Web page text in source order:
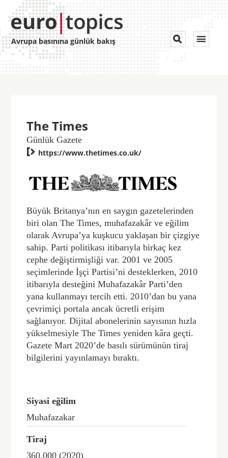
Avrupa basınına günlük bakış Toggle


The Times
Günlük Gazete
 https://www.thetimes.co.uk/
Büyük Britanya’nın en saygın gazetelerinden
biri olan The Times, muhafazakâr ve eğilim
olarak Avrupa’ya kuşkucu yaklaşan bir çizgiye
sahip. Parti politikası itibarıyla birkaç kez
cephe değiştirmişliği var. 2001 ve 2005
seçimlerinde İşçi Partisi’ni desteklerken, 2010
itibarıyla desteğini Muhafazakâr Parti’den
yana kullanmayı tercih etti. 2010’dan bu yana
çevrimiçi portala ancak ücretli erişim
sağlanıyor. Dijital abonelerinin sayısının hızla
yükselmesiyle The Times yeniden kâra geçti.
Gazete Mart 2020’de basılı sürümünün tiraj
bilgilerini yayınlamayı bıraktı.
Siyasi eğilim
Muhafazakar
Tiraj
360.000 (2020)